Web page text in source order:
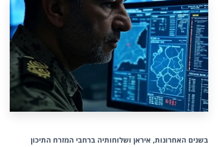
בשנים האחרונות, איראן ושלוחותיה ברחבי המזרח התיכון